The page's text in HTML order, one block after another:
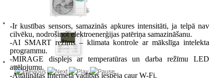
-Ir kustības sensors, samazinās apkures intensitāti, ja telpā nav
cilvēku, nodrošinot elektroenerģijas patēriņa samazināšanu.
-AI SMART režīms – klimata kontrole ar mākslīga intelekta
programmu.
-MIRAGE displejs ar temperatūras un darba režīmu LED
attēlojumu.
-Attālinātas Interneta vadības iespēja caur W-Fi.